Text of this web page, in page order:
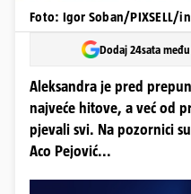
Foto: Igor Soban/PIXSELL/
Dodaj 24sata
Aleksandra je pred
najveće hitove, a već od
pjevali svi. Na pozornici
Aco Pejović...